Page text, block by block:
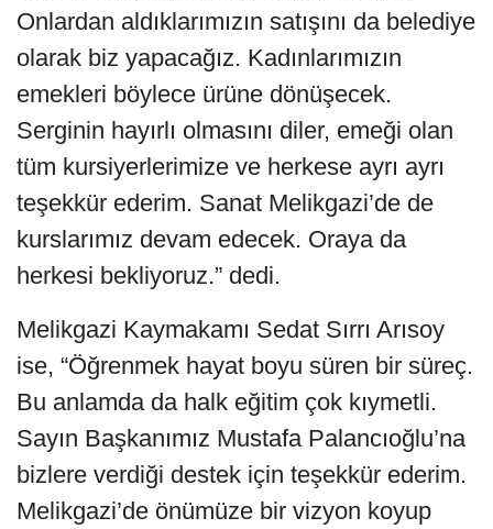
Onlardan aldıklarımızın satışını da belediye
olarak biz yapacağız. Kadınlarımızın
emekleri böylece ürüne dönüşecek.
Serginin hayırlı olmasını diler, emeği olan
tüm kursiyerlerimize ve herkese ayrı ayrı
teşekkür ederim. Sanat Melikgazi’de de
kurslarımız devam edecek. Oraya da
herkesi bekliyoruz.” dedi.
Melikgazi Kaymakamı Sedat Sırrı Arısoy
ise, “Öğrenmek hayat boyu süren bir süreç.
Bu anlamda da halk eğitim çok kıymetli.
Sayın Başkanımız Mustafa Palancıoğlu’na
bizlere verdiği destek için teşekkür ederim.
Melikgazi’de önümüze bir vizyon koyup